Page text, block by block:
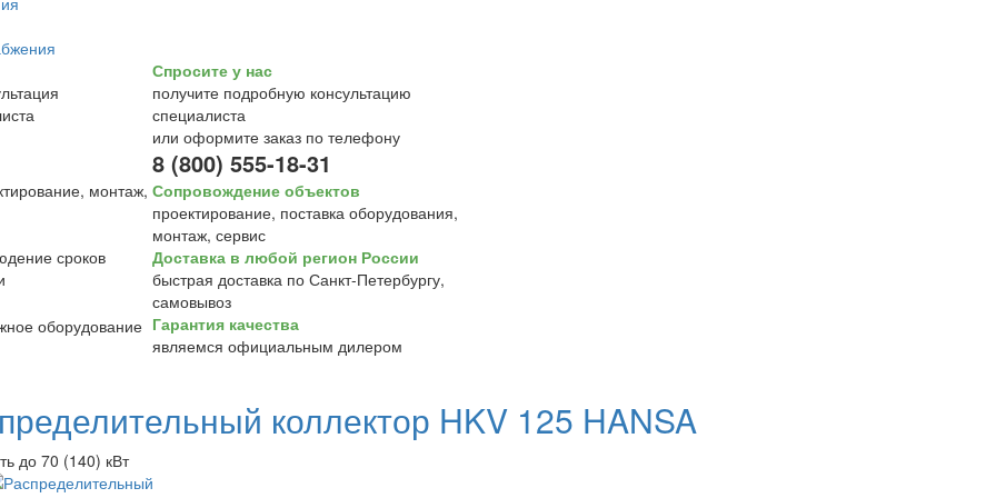
Спросите у нас
получите подробную консультацию
специалиста
или оформите заказ по телефону
8 (800) 555-18-31
Сопровождение объектов
проектирование, поставка оборудования,
монтаж, сервис
Доставка в любой регион России
быстрая доставка по Санкт-Петербургу,
самовывоз
Гарантия качества
являемся официальным дилером
коллектор HKV 125 HANSA
до 70 (140) кВт